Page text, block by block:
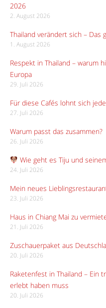
2026
2. August 2026
Thailand verändert sich – Das
1. August 2026
Respekt in Thailand – warum
Europa
29. Juli 2026
Für diese Cafés lohnt sich
27. Juli 2026
Warum passt das zusammen?
26. Juli 2026
Wie geht es Tiju und
24. Juli 2026
Mein neues
23. Juli 2026
Haus in Chiang Mai zu
21. Juli 2026
Zuschauerpaket aus
20. Juli 2026
Raketenfest in Thailand – Ein
erlebt haben muss
20. Juli 2026